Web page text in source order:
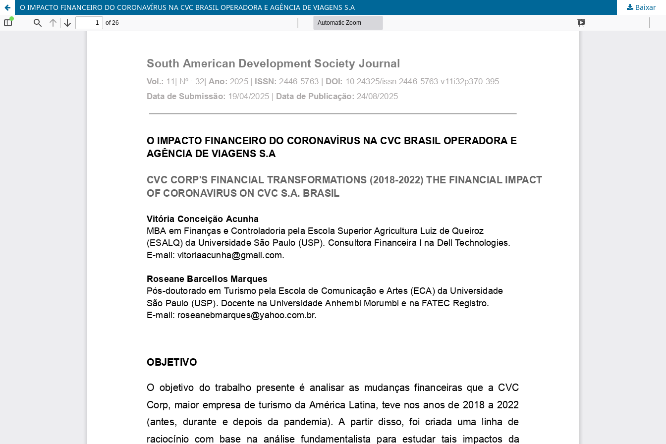
O IMPACTO FINANCEIRO DO CORONAVÍRUS NA CVC BRASIL OPERADORA E AGÊNCIA DE VIAGENS S.A Baixar